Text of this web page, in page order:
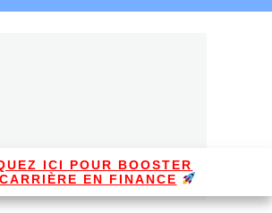
ICI POUR BOOSTER
EN FINANCE